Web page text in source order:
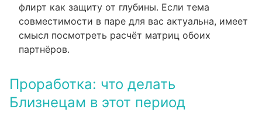
флирт как защиту от глубины. Если тема
совместимости в паре для вас актуальна, имеет
смысл посмотреть расчёт матриц обоих
партнёров.
Проработка: что делать
Близнецам в этот период